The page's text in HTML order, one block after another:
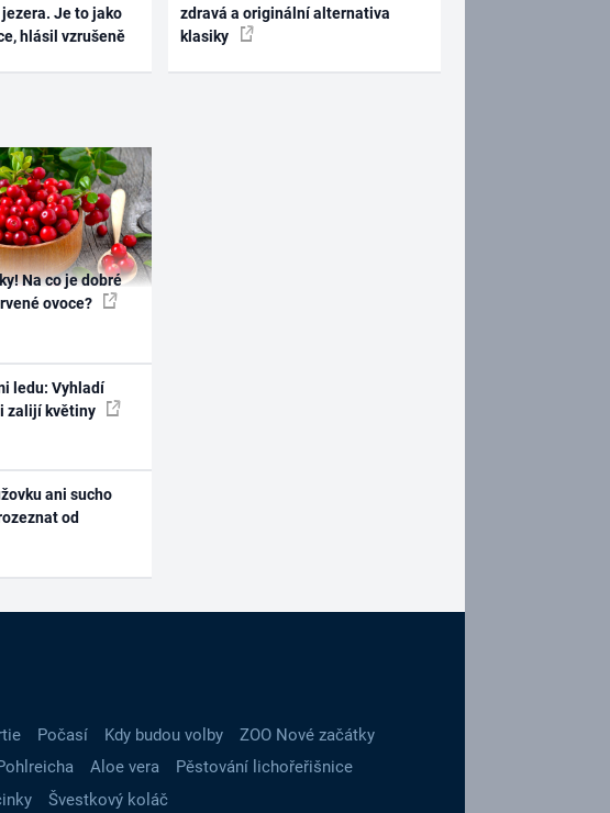
Je to jako
hlásil vzrušeně
zdravá a originální alternativa
klasiky
Na co je dobré
ovoce?
ledu: Vyhladí
zalijí květiny
ani sucho
od
Počasí Kdy budou volby
ZOO Nové začátky
Aloe vera
Pěstování lichořeřišnice
Švestkový koláč